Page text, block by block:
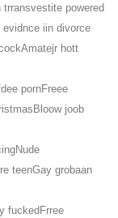
powered
iin divorce
hott
pornFreee
joob
teenGay grobaan
fuckedFrree